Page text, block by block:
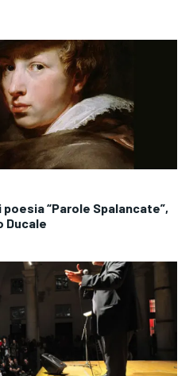
“Parole Spalancate”,
Ducale